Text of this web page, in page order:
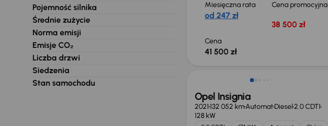
Pojemność silnika
Średnie zużycie
Norma emisji
Emisje CO₂
Liczba drzwi
Siedzenia
Stan samochodu
Miesięczna rata
od 247 zł
Cena promocyjna
38 500 zł
Cena
41 500 zł
Opel Insignia
2021132 052 kmAutomatDiesel2.0 CDTI
128 kW